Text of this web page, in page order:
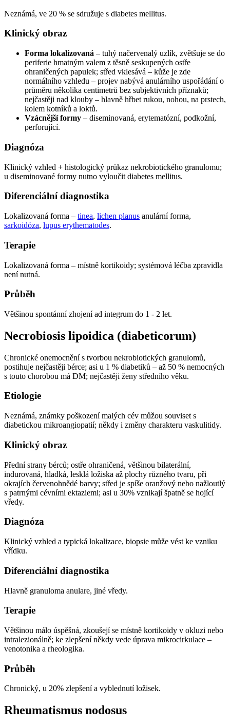
Neznámá, ve 20 % se sdružuje s diabetes mellitus.
Klinický obraz
Forma lokalizovaná – tuhý načervenalý uzlík, zvětšuje se do
periferie hmatným valem z těsně seskupených ostře
ohraničených papulek; střed vklesává – kůže je zde
normálního vzhledu – projev nabývá anulárního uspořádání o
průměru několika centimetrů bez subjektivních příznaků;
nejčastěji nad klouby – hlavně hřbet rukou, nohou, na prstech,
kolem kotníků a loktů.
Vzácnější formy – diseminovaná, erytematózní, podkožní,
perforující.
Diagnóza
Klinický vzhled + histologický průkaz nekrobiotického granulomu;
u diseminované formy nutno vyloučit diabetes mellitus.
Diferenciální diagnostika
Lokalizovaná forma – tinea, lichen planus anulární forma,
sarkoidóza, lupus erythematodes.
Terapie
Lokalizovaná forma – místně kortikoidy; systémová léčba zpravidla
není nutná.
Průběh
Většinou spontánní zhojení ad integrum do 1 - 2 let.
Necrobiosis lipoidica (diabeticorum)
Chronické onemocnění s tvorbou nekrobiotických granulomů,
postihuje nejčastěji bérce; asi u 1 % diabetiků – až 50 % nemocných
s touto chorobou má DM; nejčastěji ženy středního věku.
Etiologie
Neznámá, známky poškození malých cév můžou souviset s
diabetickou mikroangiopatií; někdy i změny charakteru vaskulitidy.
Klinický obraz
Přední strany bérců; ostře ohraničená, většinou bilaterální,
indurovaná, hladká, lesklá ložiska až plochy různého tvaru, při
okrajích červenohnědé barvy; střed je spíše oranžový nebo nažloutlý
s patrnými cévními ektaziemi; asi u 30% vznikají špatně se hojící
vředy.
Diagnóza
Klinický vzhled a typická lokalizace, biopsie může vést ke vzniku
vřídku.
Diferenciální diagnostika
Hlavně granuloma anulare, jiné vředy.
Terapie
Většinou málo úspěšná, zkoušejí se místně kortikoidy v okluzi nebo
intralezionálně; ke zlepšení někdy vede úprava mikrocirkulace –
venotonika a rheologika.
Průběh
Chronický, u 20% zlepšení a vyblednutí ložisek.
Rheumatismus nodosus